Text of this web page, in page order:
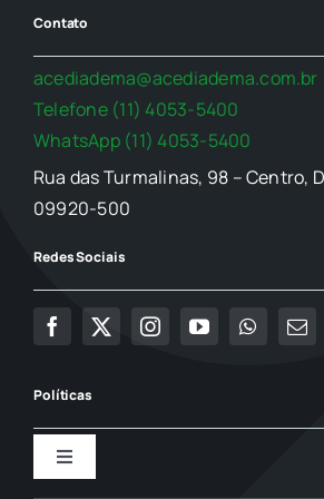
Contato
acediadema@acediadema.com.br
Telefone (11) 4053-5400
WhatsApp (11) 4053-5400
Rua das Turmalinas, 98 – Centro,
09920-500
Redes Sociais
Políticas
Toggle
Navigation